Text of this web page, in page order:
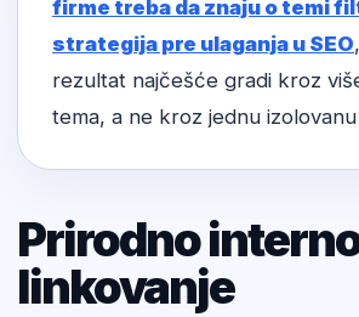
firme treba da znaju o temi
strategija pre ulaganja u SEO
rezultat najčešće gradi kroz
tema, a ne kroz jednu
Prirodno
linkovanje